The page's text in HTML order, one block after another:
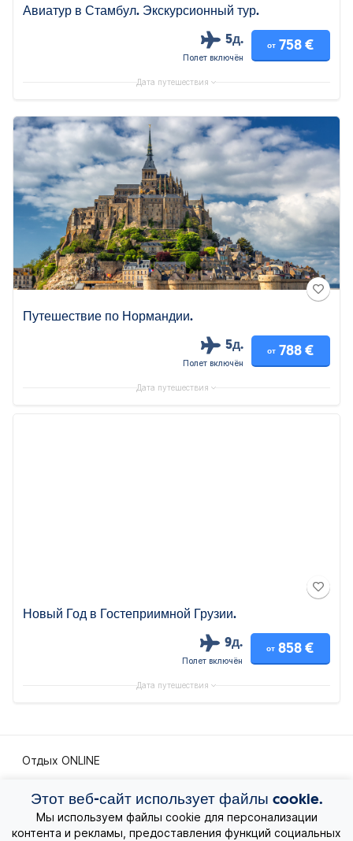
Авиатур в Стамбул. Экскурсионный тур.
5д.
Полет включён
от 758 €
Дата путешествия
Путешествие по Нормандии.
5д.
Полет включён
от 788 €
Дата путешествия
Новый Год в Гостеприимной Грузии.
9д.
Полет включён
от 858 €
Дата путешествия
Отдых ONLINE
Экскурсионные путешествия
Экзотические путешествия
Этот веб-сайт использует файлы cookie.
Мы используем файлы cookie для персонализации
контента и рекламы, предоставления функций социальных